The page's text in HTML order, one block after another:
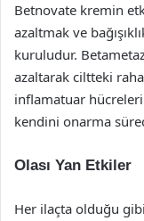
Betnovate kremin
azaltmak ve
kuruludur.
azaltarak ciltteki
inflamatuar
kendini onarma
Olası Yan Etkiler
Her ilaçta olduğu